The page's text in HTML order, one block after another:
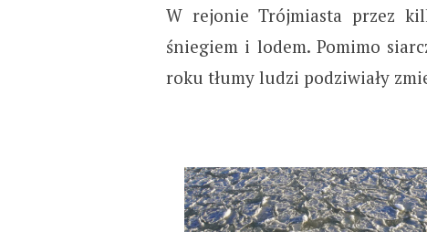
W rejonie Trójmiasta przez
śniegiem i lodem. Pomimo
roku tłumy ludzi podziwiały